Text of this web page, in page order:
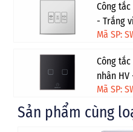
Công
- Trắng
Mã SP:
Công
nhân
Mã SP:
Sản phẩm cùng